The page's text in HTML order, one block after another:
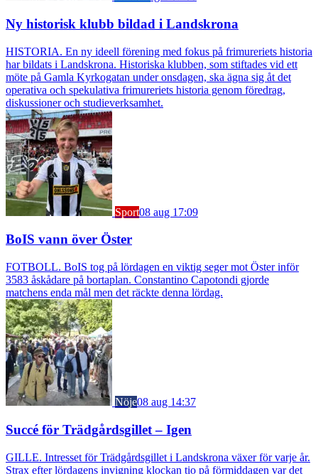
Ny historisk klubb bildad i Landskrona
HISTORIA. En ny ideell förening med fokus på frimureriets historia
har bildats i Landskrona. Historiska klubben, som stiftades vid ett
möte på Gamla Kyrkogatan under onsdagen, ska ägna sig åt det
operativa och spekulativa frimureriets historia genom föredrag,
diskussioner och studieverksamhet.
Sport08 aug 17:09
BoIS vann över Öster
FOTBOLL. BoIS tog på lördagen en viktig seger mot Öster inför
3583 åskådare på bortaplan. Constantino Capotondi gjorde
matchens enda mål men det räckte denna lördag.
Nöje08 aug 14:37
Succé för Trädgårdsgillet – Igen
GILLE. Intresset för Trädgårdsgillet i Landskrona växer för varje år.
Strax efter lördagens invigning klockan tio på förmiddagen var det